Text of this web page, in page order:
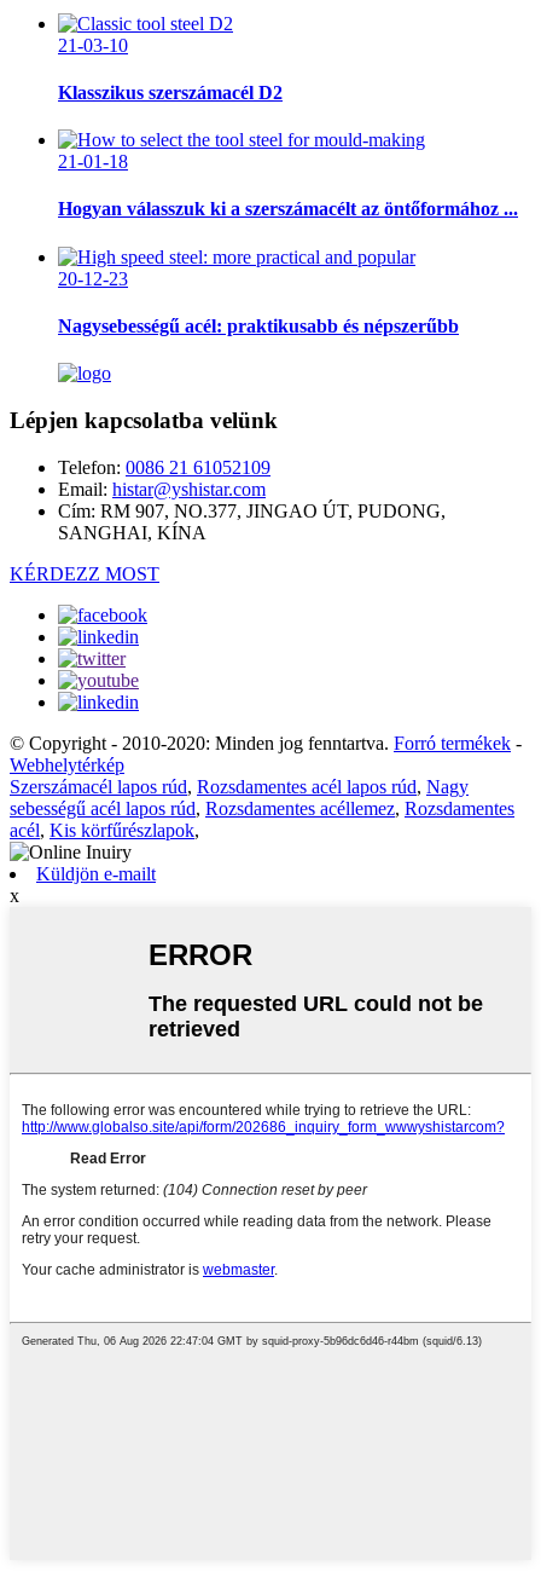
21-03-10
Klasszikus szerszámacél D2
21-01-18
Hogyan válasszuk ki a szerszámacélt az öntőformához ...
20-12-23
Nagysebességű acél: praktikusabb és népszerűbb
Lépjen kapcsolatba velünk
Telefon: 0086 21 61052109
Email: histar@yshistar.com
Cím: RM 907, NO.377, JINGAO ÚT, PUDONG,
SANGHAI, KÍNA
KÉRDEZZ MOST
© Copyright - 2010-2020: Minden jog fenntartva. Forró termékek -
Webhelytérkép
Szerszámacél lapos rúd, Rozsdamentes acél lapos rúd, Nagy
sebességű acél lapos rúd, Rozsdamentes acéllemez, Rozsdamentes
acél, Kis körfűrészlapok,
Küldjön e-mailt
x